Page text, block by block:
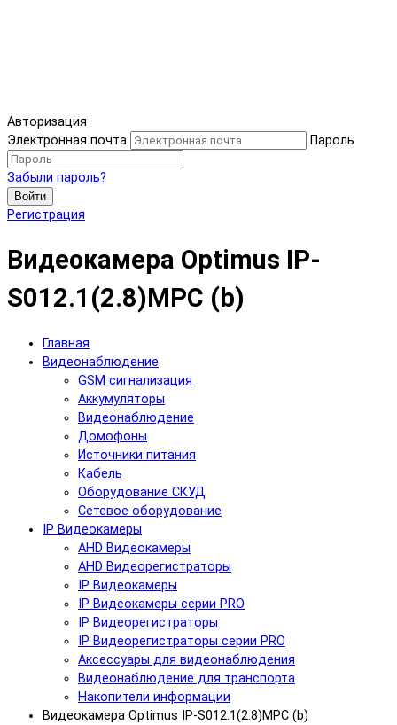
Авторизация
Электронная почта
Пароль
Забыли пароль?
Войти
Регистрация
Видеокамера Optimus IP-
S012.1(2.8)MPC (b)
Главная
Видеонаблюдение
GSM сигнализация
Аккумуляторы
Видеонаблюдение
Домофоны
Источники питания
Кабель
Оборудование СКУД
Сетевое оборудование
IP Видеокамеры
AHD Видеокамеры
AHD Видеорегистраторы
IP Видеокамеры
IP Видеокамеры серии PRO
IP Видеорегистраторы
IP Видеорегистраторы серии PRO
Аксессуары для видеонаблюдения
Видеонаблюдение для транспорта
Накопители информации
Видеокамера Optimus IP-S012.1(2.8)MPC (b)